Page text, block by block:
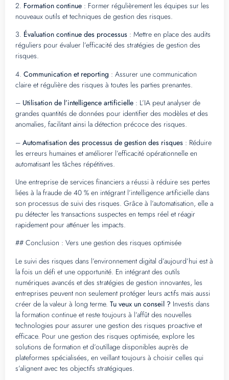
2. Formation continue : Former régulièrement les équipes sur les
nouveaux outils et techniques de gestion des risques.
3. Évaluation continue des processus : Mettre en place des audits
réguliers pour évaluer l’efficacité des stratégies de gestion des
risques.
4. Communication et reporting : Assurer une communication
claire et régulière des risques à toutes les parties prenantes.
– Utilisation de l’intelligence artificielle : L’IA peut analyser de
grandes quantités de données pour identifier des modèles et des
anomalies, facilitant ainsi la détection précoce des risques.
– Automatisation des processus de gestion des risques : Réduire
les erreurs humaines et améliorer l’efficacité opérationnelle en
automatisant les tâches répétitives.
Une entreprise de services financiers a réussi à réduire ses pertes
liées à la fraude de 40 % en intégrant l’intelligence artificielle dans
son processus de suivi des risques. Grâce à l’automatisation, elle a
pu détecter les transactions suspectes en temps réel et réagir
rapidement pour atténuer les impacts.
## Conclusion : Vers une gestion des risques optimisée
Le suivi des risques dans l’environnement digital d’aujourd’hui est à
la fois un défi et une opportunité. En intégrant des outils
numériques avancés et des stratégies de gestion innovantes, les
entreprises peuvent non seulement protéger leurs actifs mais aussi
créer de la valeur à long terme. Tu veux un conseil ? Investis dans
la formation continue et reste toujours à l’affût des nouvelles
technologies pour assurer une gestion des risques proactive et
efficace. Pour une gestion des risques optimisée, explore les
solutions de formation et d’outillage disponibles auprès de
plateformes spécialisées, en veillant toujours à choisir celles qui
s’alignent avec tes objectifs stratégiques.